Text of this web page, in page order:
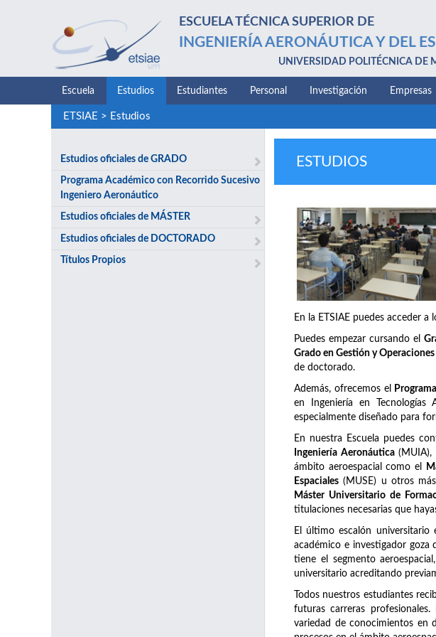
ESCUELA TÉCNICA SUPERIOR DE
INGENIERÍA AERONÁUTICA Y DEL
UNIVERSIDAD POLITÉCNICA DE
Escuela Estudios Estudiantes Personal Investigación Empresas
ETSIAE > Estudios
Estudios oficiales de GRADO
Programa Académico con Recorrido Sucesivo
Ingeniero Aeronáutico
Estudios oficiales de MÁSTER
Estudios oficiales de DOCTORADO
Títulos Propios
ESTUDIOS
En la ETSIAE puedes acceder
Puedes empezar cursando el
Grado en Gestión y
de doctorado.
Además, ofrecemos el
en Ingeniería en Tecnologías
especialmente diseñado para
En nuestra Escuela puedes
Ingeniería Aeronáutica (MUIA),
ámbito aeroespacial como el
Espaciales (MUSE) u otros
Máster Universitario de
titulaciones necesarias que
El último escalón universitario
académico e investigador
tiene el segmento
universitario acreditando
Todos nuestros estudiantes
futuras carreras
variedad de conocimientos en